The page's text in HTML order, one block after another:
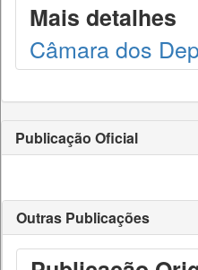
Mais detalhes
Câmara dos
Publicação Oficial
Outras Publicações